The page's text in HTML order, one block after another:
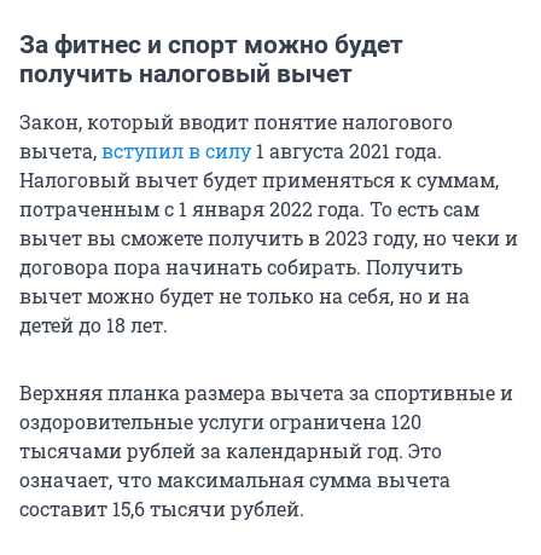
За фитнес и спорт можно будет
получить налоговый вычет
Закон, который вводит понятие налогового
вычета,вступил в силу1 августа 2021 года.
Налоговый вычет будет применяться к суммам,
потраченным с 1 января 2022 года. То есть сам
вычет вы сможете получить в 2023 году, но чеки и
договора пора начинать собирать. Получить
вычет можно будет не только на себя, но и на
детей до 18 лет.
Верхняя планка размера вычета за спортивные и
оздоровительные услуги ограничена 120
тысячами рублей за календарный год. Это
означает, что максимальная сумма вычета
составит 15,6 тысячи рублей.